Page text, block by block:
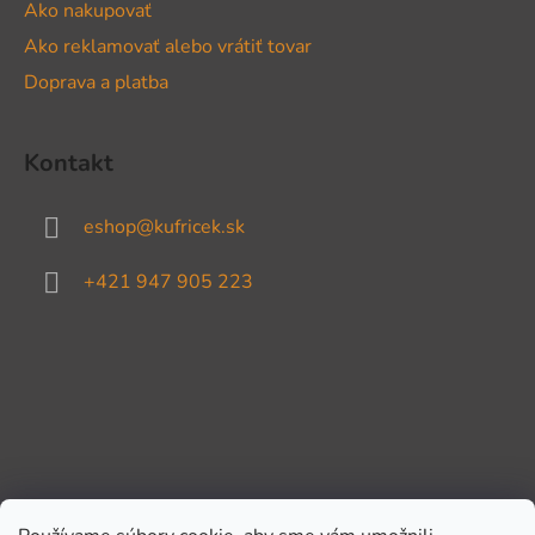
Ako nakupovať
Ako reklamovať alebo vrátiť tovar
Doprava a platba
Kontakt
eshop@kufricek.sk
+421 947 905 223